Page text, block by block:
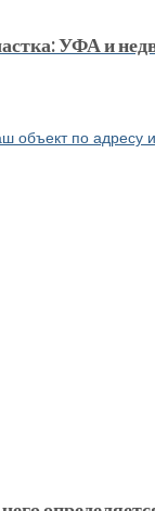
УФА и
по адресу